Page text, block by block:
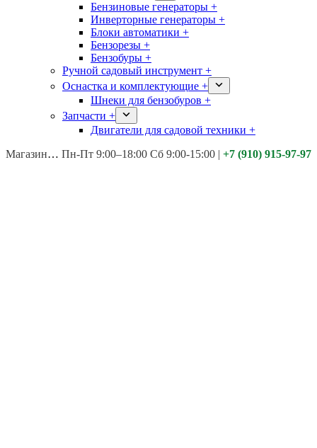
Бензиновые генераторы +
Инверторные генераторы +
Блоки автоматики +
Бензорезы +
Бензобуры +
Ручной садовый инструмент +
Оснастка и комплектующие +
Шнеки для бензобуров +
Запчасти +
Двигатели для садовой техники +
Магазины: Калуга ул. Московская д.113
Пн-Пт 9:00–18:00 Сб 9:00-15:00 | +7 (910) 915-97-97